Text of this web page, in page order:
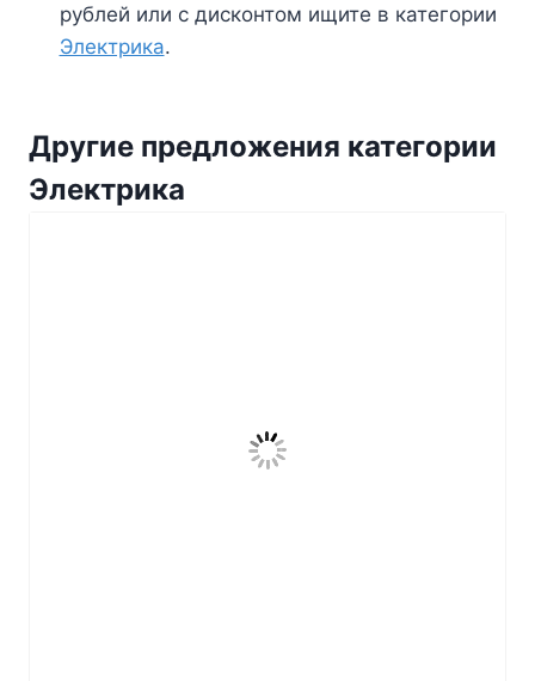
рублей или с дисконтом ищите в категории
Электрика.
Другие предложения категории
Электрика